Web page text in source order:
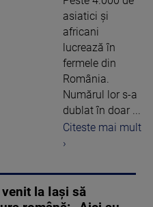
asiatici și
africani
lucrează în
fermele din
România.
Numărul lor s-a
dublat în doar ...
Citeste mai mult
›
la Iași să